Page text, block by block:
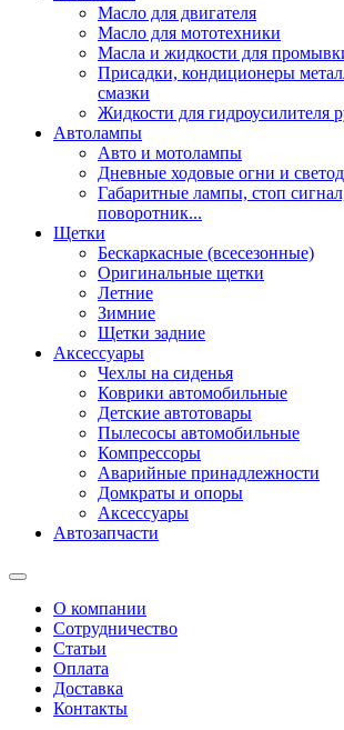
Масло для двигателя
Масло для мототехники
Масла и жидкости для
Присадки, кондиционеры
смазки
Жидкости для гидроусилителя
Автолампы
Авто и мотолампы
Дневные ходовые огни и
Габаритные лампы, стоп
поворотник...
Щетки
Бескаркасные (всесезонные)
Оригинальные щетки
Летние
Зимние
Щетки задние
Аксессуары
Чехлы на сиденья
Коврики автомобильные
Детские автотовары
Пылесосы автомобильные
Компрессоры
Аварийные принадлежности
Домкраты и опоры
Аксессуары
Автозапчасти
О компании
Сотрудничество
Статьи
Оплата
Доставка
Контакты